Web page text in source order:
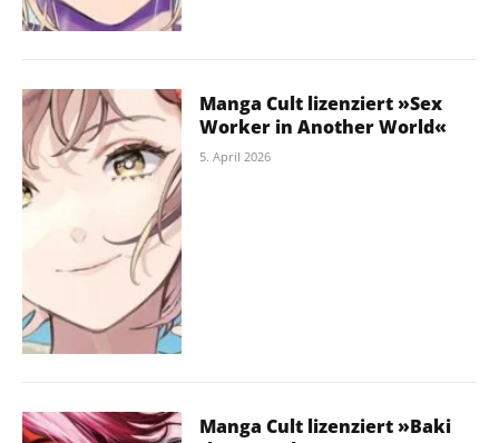
Manga Cult lizenziert »Sex
Worker in Another World«
5. April 2026
Manga Cult lizenziert »Baki